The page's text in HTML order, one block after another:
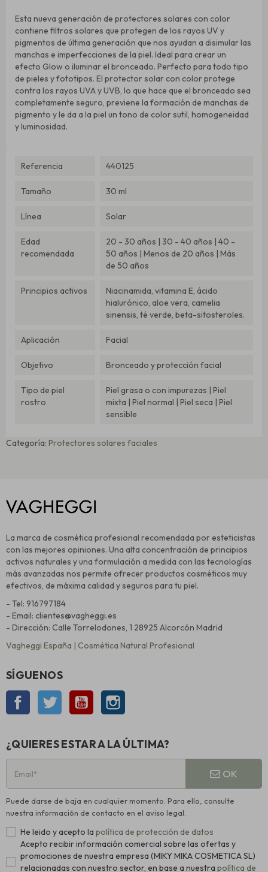
Esta nueva generación de protectores solares con color
contiene filtros solares que protegen de los rayos UV y
pigmentos de última generación que nos ayudan a disimular las
manchas e imperfecciones de la piel. Ideal para crear un
efecto Glow o iluminar el bronceado. Perfecto para todo tipo
de pieles y fototipos. El protector solar con color protege
contra los rayos UVA y UVB, lo que hace que el bronceado sea
completamente seguro, previene la formación de manchas de
pigmento y le da a la piel un tono de color sutil, homogeneidad
y luminosidad.
Referencia 440125
Tamaño 30 ml
Línea Solar
Edad
recomendada
20 - 30 años | 30 - 40 años | 40 -
50 años | Menos de 20 años | Más
de 50 años
Principios activos
Niacinamida, vitamina E, ácido
hialurónico, aloe vera, camelia
sinensis, té verde, beta-sitosteroles.
Aplicación Facial
Objetivo Bronceado y protección facial
Tipo de piel
rostro
Piel grasa o con impurezas | Piel
mixta | Piel normal | Piel seca | Piel
sensible
Categoría: Protectores solares faciales
La marca de cosmética profesional recomendada por esteticistas
con las mejores opiniones. Una alta concentración de principios
activos naturales y una formulación a medida con las tecnologías
más avanzadas nos permite ofrecer productos cosméticos muy
efectivos, de máxima calidad y seguros para tu piel.
- Tel: 916797184
- Email: clientes@vagheggi.es
- Dirección: Calle Torrelodones, 1 28925 Alcorcón Madrid
Vagheggi España | Cosmética Natural Profesional
SÍGUENOS
Facebook Twitter YouTube
¿QUIERES ESTAR A LA ÚLTIMA?
OK
Puede darse de baja en cualquier momento. Para ello, consulte
nuestra información de contacto en el aviso legal.
He leido y acepto la política de protección de datos
Acepto recibir información comercial sobre las ofertas y
promociones de nuestra empresa (MIKY MIKA COSMETICA SL)
relacionadas con nuestro sector, en base a nuestra política de